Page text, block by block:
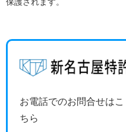
保護されます。
お電話でのお問合せはこ
ちら